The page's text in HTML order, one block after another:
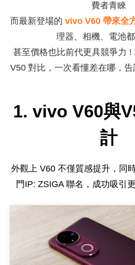
費者青睞
而最新登場的 vivo V60 帶來全
理器、相機、電池
甚至價格也比前代更具競爭力 !
V50 對比， 一次看懂差在哪，
1. vivo V60與
計
外觀上 V60 不僅質感提升，同
門IP: ZSIGA 聯名，成功吸引